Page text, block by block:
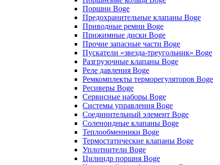
Поршни Boge
Предохранительные клапаны Boge
Приводные ремни Boge
Прижимные диски Boge
Прочие запасные части Boge
Пускатели «звезда-треугольник» Boge
Разгрузочные клапаны Boge
Реле давления Boge
Ремкомплекты терморегуляторов Boge
Ресиверы Boge
Сервисные наборы Boge
Системы управления Boge
Соединительный элемент Boge
Соленоидные клапаны Boge
Теплообменники Boge
Термостатические клапаны Boge
Уплотнители Boge
Цилиндр поршня Boge